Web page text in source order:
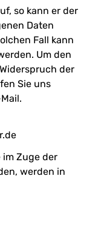
so kann er der
Daten
Fall kann
Um den
der
Sie uns
im Zuge der
werden in